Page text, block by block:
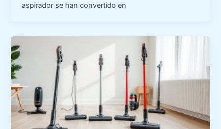
aspirador se han convertido en